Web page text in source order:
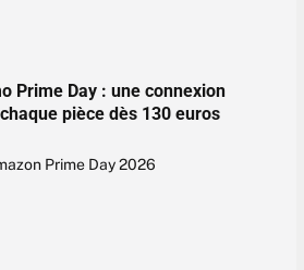
Prime Day : une connexion
pièce dès 130 euros